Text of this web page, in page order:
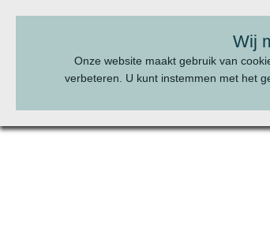
Wij
Onze website maakt gebruik van
verbeteren. U kunt instemmen met het
BEL ONS:070 - 322 20 22